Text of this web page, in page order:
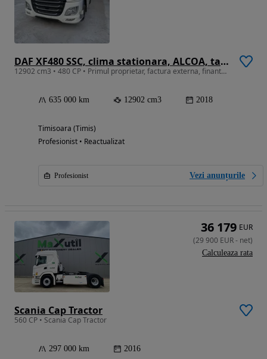
DAF XF480 SSC, clima stationara, ALCOA, tacho G2V2, finantare
12902 cm3 • 480 CP • Primul proprietar, factura externa, finantare
635 000 km 12902 cm3 2018
Timisoara (Timis)
Profesionist • Reactualizat
Profesionist Vezi anunțurile
Scania Cap Tractor
560 CP • Scania Cap Tractor
297 000 km 2016
36 179 EUR
(29 900 EUR- net)
Calculeaza rata